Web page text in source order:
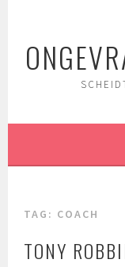
inhoud
TAG: COACH
TONY